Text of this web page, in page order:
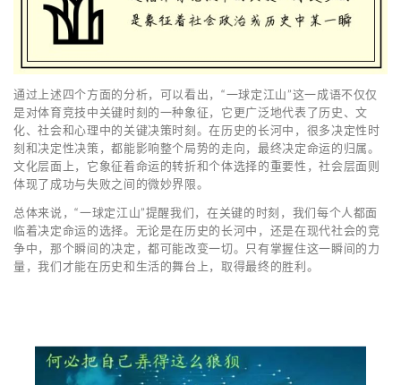
通过上述四个方面的分析，可以看出，“一球定江山”这一成语不仅仅
是对体育竞技中关键时刻的一种象征，它更广泛地代表了历史、文
化、社会和心理中的关键决策时刻。在历史的长河中，很多决定性时
刻和决定性决策，都能影响整个局势的走向，最终决定命运的归属。
文化层面上，它象征着命运的转折和个体选择的重要性，社会层面则
体现了成功与失败之间的微妙界限。
总体来说，“一球定江山”提醒我们，在关键的时刻，我们每个人都面
临着决定命运的选择。无论是在历史的长河中，还是在现代社会的竞
争中，那个瞬间的决定，都可能改变一切。只有掌握住这一瞬间的力
量，我们才能在历史和生活的舞台上，取得最终的胜利。